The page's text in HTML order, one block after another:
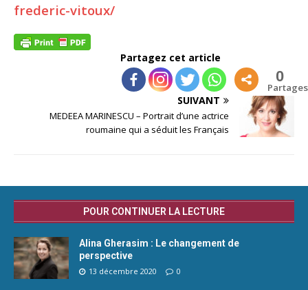
frederic-vitoux/
Partagez cet article
0
Partages
SUIVANT
MEDEEA MARINESCU – Portrait d’une actrice
roumaine qui a séduit les Français
POUR CONTINUER LA LECTURE
Alina Gherasim : Le changement de
perspective
13 décembre 2020 0